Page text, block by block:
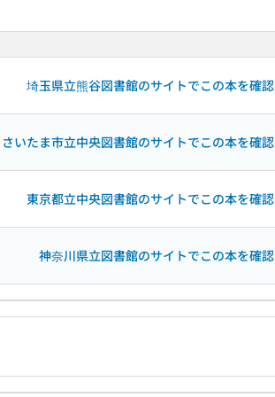
埼玉県立熊谷図書館のサイトでこの本を確認
さいたま市立中央図書館のサイトでこの本を確認
東京都立中央図書館のサイトでこの本を確認
神奈川県立図書館のサイトでこの本を確認